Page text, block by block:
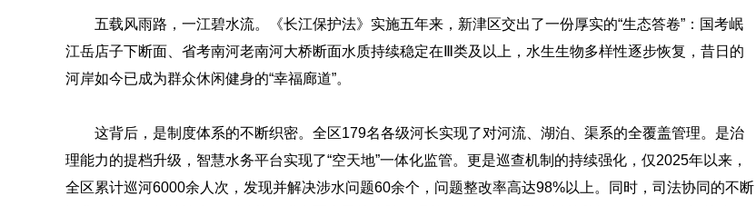
五载风雨路，一江碧水流。《长江保护法》实施五年来，新津区交出了一份厚实的“生态答卷”：国考岷
江岳店子下断面、省考南河老南河大桥断面水质持续稳定在Ⅲ类及以上，水生生物多样性逐步恢复，昔日的
河岸如今已成为群众休闲健身的“幸福廊道”。
这背后，是制度体系的不断织密。全区179名各级河长实现了对河流、湖泊、渠系的全覆盖管理。是治
理能力的提档升级，智慧水务平台实现了“空天地”一体化监管。更是巡查机制的持续强化，仅2025年以来，
全区累计巡河6000余人次，发现并解决涉水问题60余个，问题整改率高达98%以上。同时，司法协同的不断